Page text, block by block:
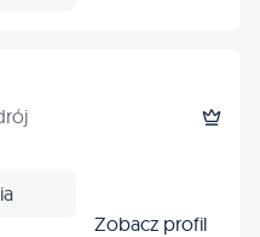
Zobacz profil